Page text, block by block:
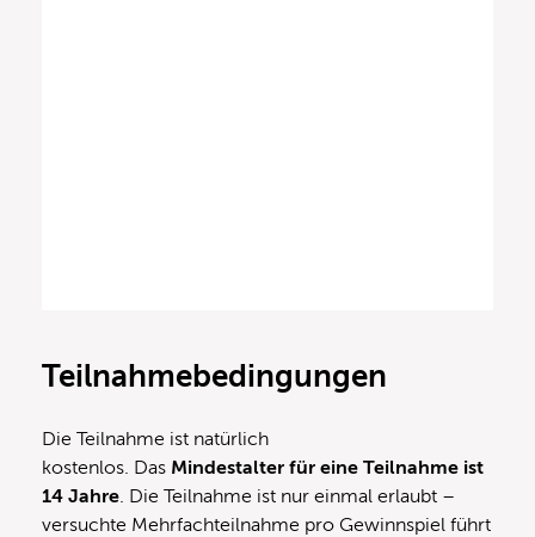
Teilnahmebedingungen
Die Teilnahme ist natürlich
kostenlos. Das Mindestalter für eine Teilnahme ist
14 Jahre . Die Teilnahme ist nur einmal erlaubt –
versuchte Mehrfachteilnahme pro Gewinnspiel führt